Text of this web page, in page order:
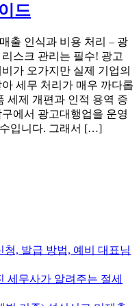
드
출 인식과 비용 처리 – 광
스크 관리는 필수! 광고
가 오가지만 실제 기업의
세무 처리가 매우 까다롭
세제 개편과 인적 용역 증
에서 광고대행업을 운영
입니다. 그래서 […]
, 발급 방법, 예비 대표님
세무사가 알려주는 절세